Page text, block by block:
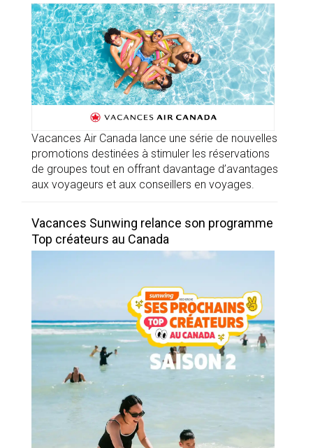
Vacances Air Canada lance une série de nouvelles
promotions destinées à stimuler les réservations
de groupes tout en offrant davantage d’avantages
aux voyageurs et aux conseillers en voyages.
Vacances Sunwing relance son programme
Top créateurs au Canada